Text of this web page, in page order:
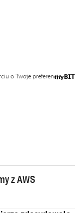
myBIT
o Twoje preferencje
z AWS